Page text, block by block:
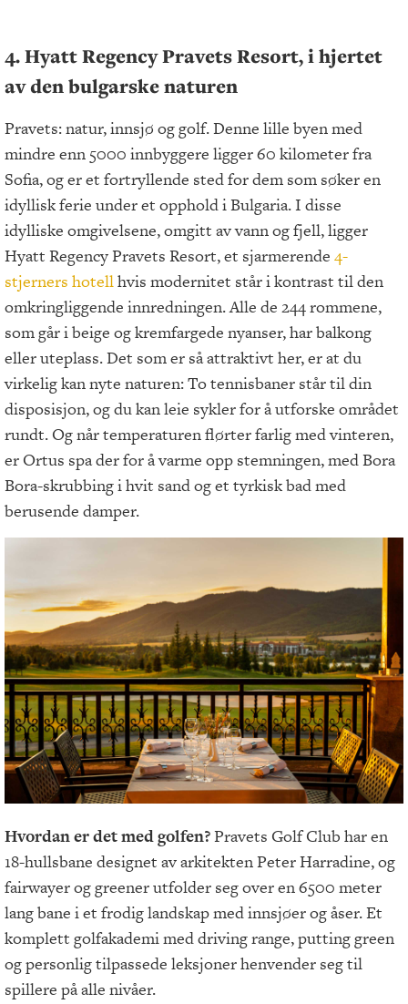
4. Hyatt Regency Pravets Resort, i hjertet
av den bulgarske naturen
Pravets: natur, innsjø og golf. Denne lille byen med
mindre enn 5000 innbyggere ligger 60 kilometer fra
Sofia, og er et fortryllende sted for dem som søker en
idyllisk ferie under et opphold i Bulgaria. I disse
idylliske omgivelsene, omgitt av vann og fjell, ligger
Hyatt Regency Pravets Resort, et sjarmerende 4-
stjerners hotellhvis modernitet står i kontrast til den
omkringliggende innredningen. Alle de 244 rommene,
som går i beige og kremfargede nyanser, har balkong
eller uteplass. Det som er så attraktivt her, er at du
virkelig kan nyte naturen: To tennisbaner står til din
disposisjon, og du kan leie sykler for å utforske området
rundt. Og når temperaturen flørter farlig med vinteren,
er Ortus spa der for å varme opp stemningen, med Bora
Bora-skrubbing i hvit sand og et tyrkisk bad med
berusende damper.
Hvordan er det med golfen?Pravets Golf Club har en
18-hullsbane designet av arkitekten Peter Harradine, og
fairwayer og greener utfolder seg over en 6500 meter
lang bane i et frodig landskap med innsjøer og åser. Et
komplett golfakademi med driving range, putting green
og personlig tilpassede leksjoner henvender seg til
spillere på alle nivåer.